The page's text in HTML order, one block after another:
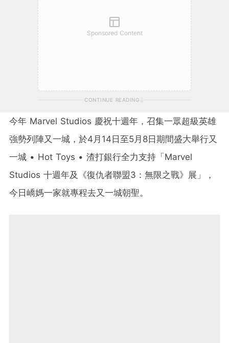
Sponsored Content
CONTINUE READING
今年 Marvel Studios 慶祝十週年，召集一眾超級英雄
強勢列陣又一城，於4月14日至5月8日期間盛大舉行又
一城 • Hot Toys • 渣打銀行全力支持「Marvel
Studios 十週年及《復仇者聯盟3：無限之戰》展」，
今日嶠媽一家就專程去又一城朝聖。